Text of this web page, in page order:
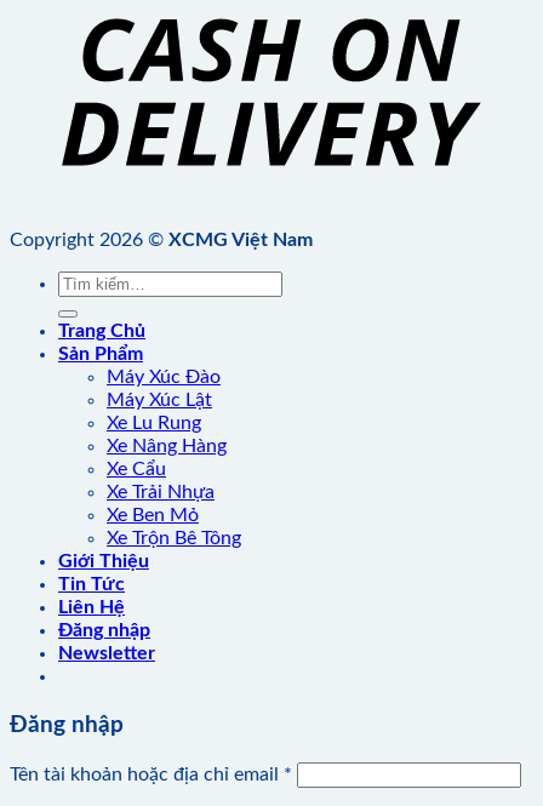
Copyright 2026 © XCMG Việt Nam
Tìm
Trang Chủ
Sản Phẩm
Máy Xúc Đào
Máy Xúc Lật
Xe Lu Rung
Xe Nâng Hàng
Xe Cẩu
Xe Trải Nhựa
Xe Ben Mỏ
Xe Trộn Bê Tông
Giới Thiệu
Tin Tức
Liên Hệ
Đăng nhập
Newsletter
Đăng nhập
Tên tài khoản hoặc địa chỉ email *
buộc